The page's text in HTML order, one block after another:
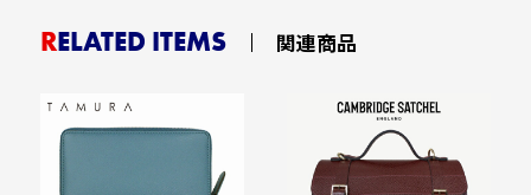
RELATED ITEMS 関連商品